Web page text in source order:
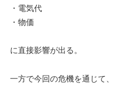
・電気代
・物価
に直接影響が出る。
一方で今回の危機を通じて